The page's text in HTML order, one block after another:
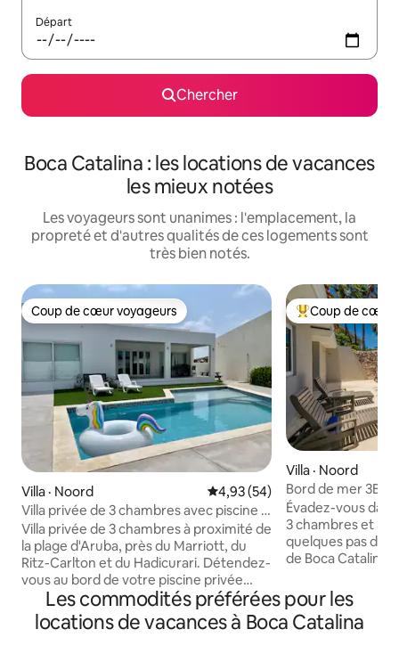
Départ
Chercher
Boca Catalina : les locations de vacances
les mieux notées
Les voyageurs sont unanimes : l'emplacement, la
propreté et d'autres qualités de ces logements sont
très bien notés.
Coup de cœur voyageurs
Coup de cœur voyageurs
Villa · Noord Note moyenne de 4,93 sur 5,
4,93 (54)
Villa privée de 3 chambres avec piscine |
À deux pas de la plage
Villa privée de 3 chambres à proximité de
la plage d'Aruba, près du Marriott, du
Ritz-Carlton et du Hadicurari. Détendez-
vous au bord de votre piscine privée
après une journée à la plage. • Peut
accueillir 6 personnes : très grand lit,
grand lit, lit double • 2,5 salles de bain •
Coup de cœur
Coup de cœur
Villa · Noord
Bord de mer
@ Boca Catalina
Évadez-vous
3 chambres et 3,5
quelques pas de
de Boca Catalina.
dans l'intérieur
profitez d'un
attractions
Les commodités préférées pour les
locations de vacances à Boca Catalina